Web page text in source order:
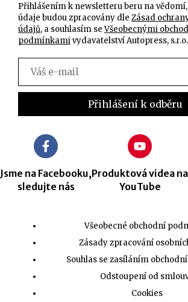
Přihlášením k newsletteru beru na
údaje budou zpracovány dle Zásad
údajů, a souhlasím seVšeobecnými
podmínkamivydavatelství Autopress, s.r.o.
Jsme na Facebooku,
sledujte nás
Produktová videa na
YouTube
Všeobecné obchodní
Zásady zpracování
Souhlas se zasíláním
Odstoupení od
Cookies